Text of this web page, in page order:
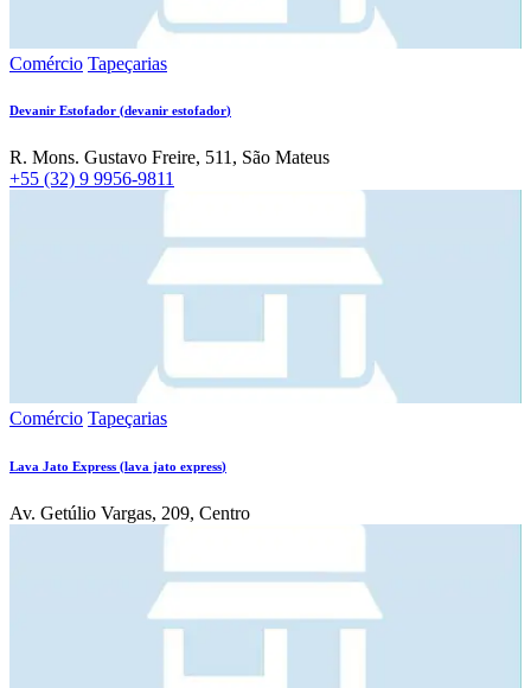
Comércio Tapeçarias
Devanir Estofador (devanir estofador)
R. Mons. Gustavo Freire, 511, São Mateus
+55 (32) 9 9956-9811
Comércio Tapeçarias
Lava Jato Express (lava jato express)
Av. Getúlio Vargas, 209, Centro